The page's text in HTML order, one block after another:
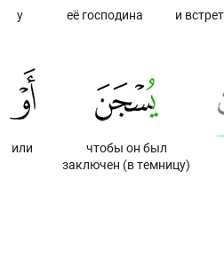
и
её господина
у
чтобы он был
заключен (в темницу)
или